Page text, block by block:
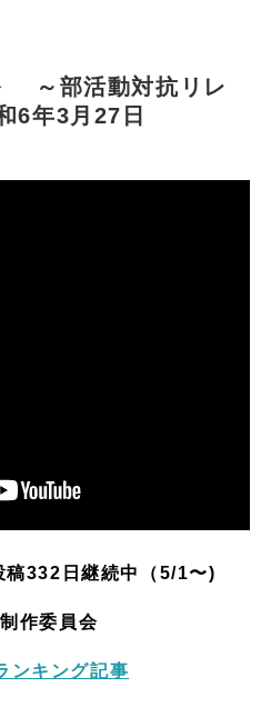
～部活動対抗リレ
6年3月27日
332日継続中（5/1〜)
作委員会
ンキング記事